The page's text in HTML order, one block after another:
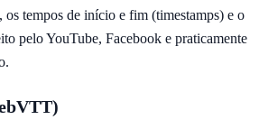
os tempos de início e fim (timestamps) e o
pelo YouTube, Facebook e praticamente